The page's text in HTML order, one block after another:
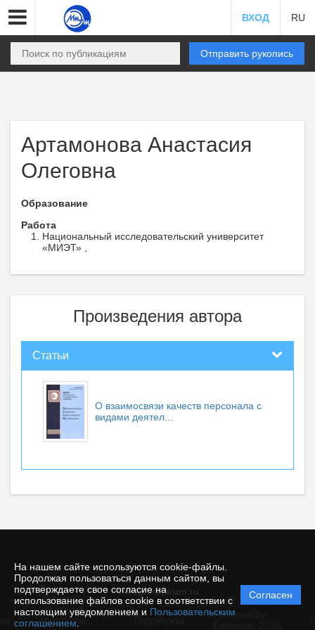
На нашем сайте используются cookie-файлы.
Продолжая пользоваться данным сайтом, вы
подтверждаете свое согласие на
использование файлов cookie в соответствии с
настоящим уведомлением и Пользовательским
соглашением
Согласен
ВХОД RU
Отправить рукопись
Артамонова Анастасия
Олеговна
Образование
Работа
Национальный исследовательский университет
«МИЭТ» ,
Произведения автора
Статьи
О взаимосвязи качеств персонала с
видами деятел...
© esgi.editorum.ru
Политика
защиты и
обработки
Powered by